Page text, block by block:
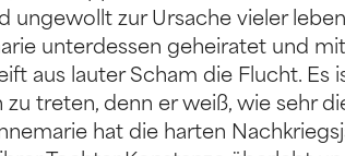
ungewollt zur Ursache vieler
unterdessen geheiratet und
aus lauter Scham die Flucht. Es
zu treten, denn er weiß, wie sehr
hat die harten